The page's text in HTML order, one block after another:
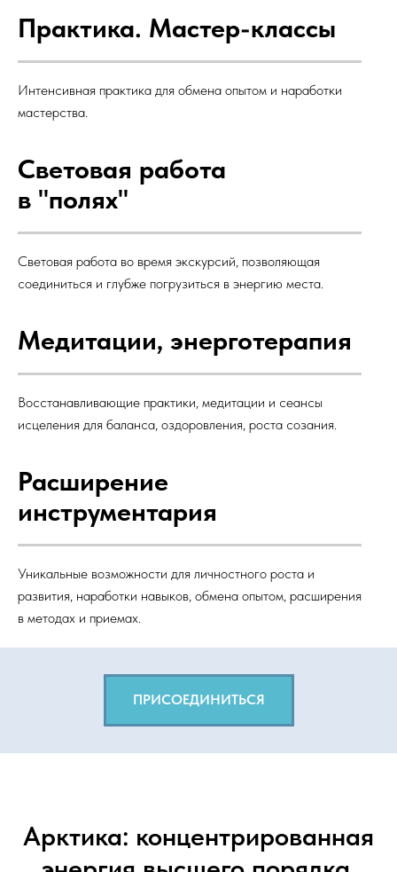
Практика. Мастер-классы
Интенсивная практика для обмена опытом и наработки
мастерства.
Световая работа
в "полях"
Световая работа во время экскурсий, позволяющая
соединиться и глубже погрузиться в энергию места.
Медитации, энерготерапия
Восстанавливающие практики, медитации и сеансы
исцеления для баланса, оздоровления, роста созания.
Расширение
инструментария
Уникальные возможности для личностного роста и
развития, наработки навыков, обмена опытом, расширения
в методах и приемах.
ПРИСОЕДИНИТЬСЯ
Арктика: концентрированная